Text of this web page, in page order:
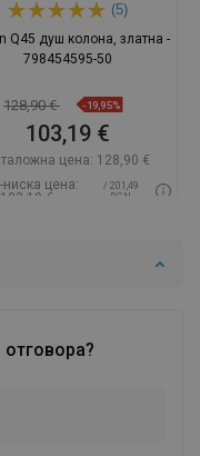
(5)
Q45 душ колона, златна -
798454595-50
128,90 € -19,95%
103,19 €
цена: 128,90 €
ниска цена:
103,19 €
/ 201,49
BGN
Добави в количката